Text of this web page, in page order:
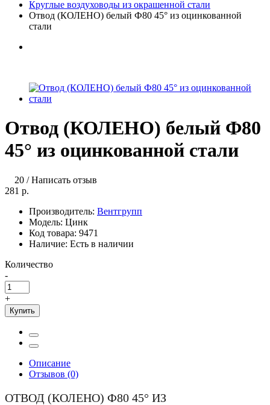
Круглые воздуховоды из окрашенной стали
Отвод (КОЛЕНО) белый Ф80 45° из оцинкованной
стали
Отвод (КОЛЕНО) белый Ф80
45° из оцинкованной стали
20 /Написать отзыв
281 р.
Производитель: Вентгрупп
Модель: Цинк
Код товара: 9471
Наличие: Есть в наличии
Количество
-
+
Купить
Описание
Отзывов (0)
ОТВОД (КОЛЕНО) Ф80 45° ИЗ